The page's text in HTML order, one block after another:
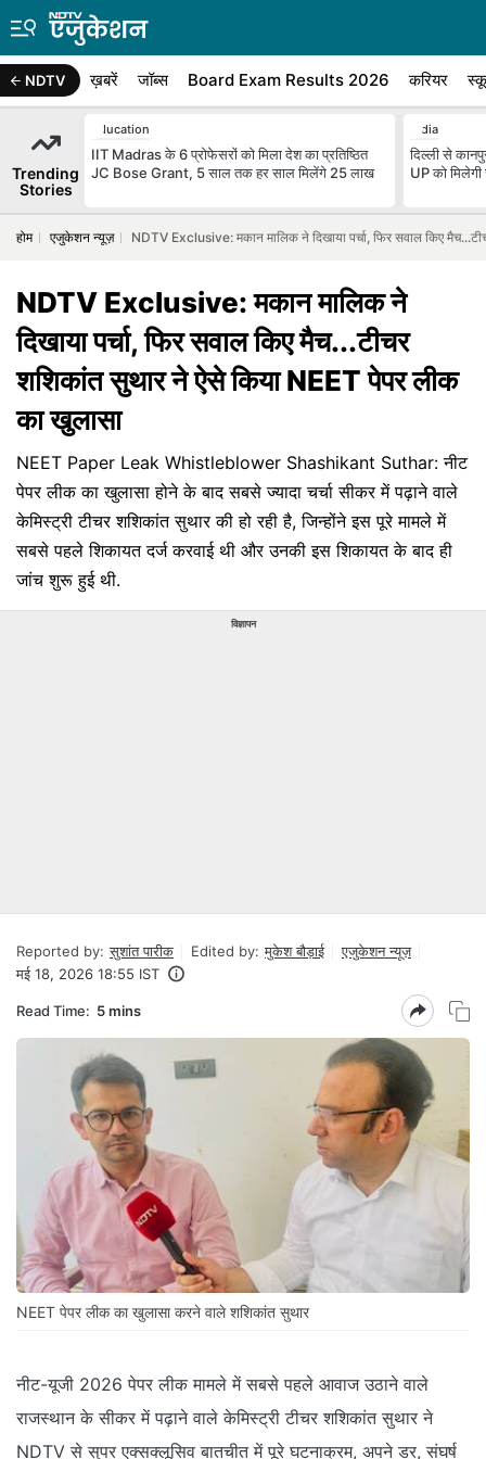
NDTV ख़बरें जॉब्स Board Exam Results 2026 करियर
Trending
Stories
Education
IIT Madras के 6 प्रोफेसरों को मिला देश का प्रतिष्ठित
JC Bose Grant, 5 साल तक हर साल मिलेंगे 25 लाख
India
दिल्ली से
UP को
होम एजुकेशन न्यूज़ NDTV Exclusive: मकान मालिक ने दिखाया पर्चा, फिर सवाल किए
NDTV Exclusive: मकान मालिक ने
दिखाया पर्चा, फिर सवाल किए मैच...टीचर
शशिकांत सुथार ने ऐसे किया NEET पेपर लीक
का खुलासा
NEET Paper Leak Whistleblower Shashikant Suthar: नीट
पेपर लीक का खुलासा होने के बाद सबसे ज्यादा चर्चा सीकर में पढ़ाने वाले
केमिस्ट्री टीचर शशिकांत सुथार की हो रही है, जिन्होंने इस पूरे मामले में
सबसे पहले शिकायत दर्ज करवाई थी और उनकी इस शिकायत के बाद ही
जांच शुरू हुई थी.
विज्ञापन
Reported by: सुशांत पारीक Edited by: मुकेश बौड़ाई
एजुकेशन न्यूज़
मई 18, 2026 18:55 IST
Read Time: 5 mins
NEET पेपर लीक का खुलासा करने वाले शशिकांत सुथार
नीट-यूजी 2026 पेपर लीक मामले में सबसे पहले आवाज उठाने वाले
राजस्थान के सीकर में पढ़ाने वाले केमिस्ट्री टीचर शशिकांत सुथार ने
NDTV से सुपर एक्सक्लूसिव बातचीत में पूरे घटनाक्रम, अपने डर, संघर्ष